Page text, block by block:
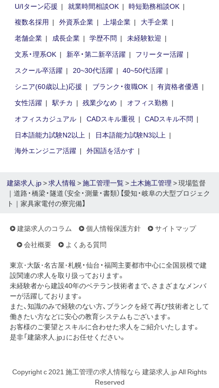
U/Iターン応援
就業時間相談OK
時短勤務相談OK
複数名採用
外資系企業 上場企業
大手企業
老舗企業
成長企業 学歴不問
未経験歓迎
文系・理系OK
新卒・第二新卒活躍
フリーター活躍
スクール卒活躍
20~30代活躍
40~50代活躍
シニア(60歳以上)応援
ブランク・復職OK
有資格者優遇
女性活躍
駅チカ 残業少なめ
オフィス勤務
オフィスカジュアル
CADスキル重視
CADスキル不問
日本語能力試験N2以上
日本語能力試験N3以上
海外エンジニア活躍
外国語を活かす
建築求人.jp>求人情報 >施工管理一覧> 土木施工管理 > 現場監督
｜道路・橋梁・隧道（安全・測量・書類）【愛知・岐阜の大型プロジェク
ト｜家具家電付の寮完備】
建築求人のコラム 個人情報保護方針
サイトマップ
会社概要
よくある質問
東京･大阪･名古屋･札幌・仙台・福岡主要都市中心に全国規模で建
設関連の求人を取り扱っております。
未経験者から建設40年のベテラン技術者まで、さまざまなメンバ
ーが活躍しております。
また、知識のみで経験のない方、ブランクを経て再び技術者として
働きたい方などに安心の教育システムもございます。
お客様のご要望とスキルに合わせた求人をご紹介いたします。
是非「建築求人.jp」にお任せください。
Copyright c 2021 施工管理の求人情報なら 建築求人.jp All Rights
Reserved